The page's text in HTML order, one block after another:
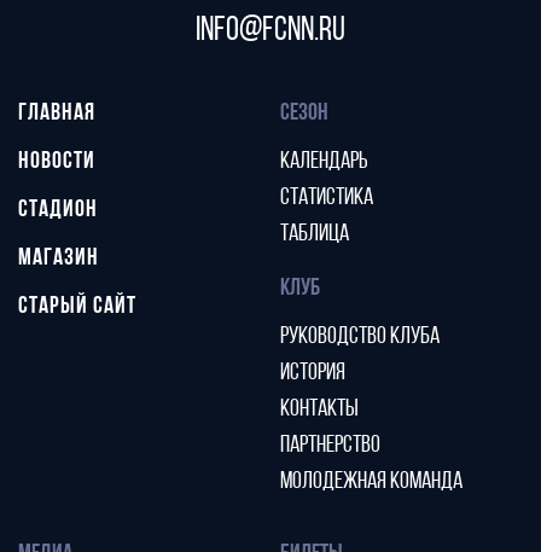
info@fcnn.ru
ГЛАВНАЯ
НОВОСТИ
СТАДИОН
МАГАЗИН
СТАРЫЙ САЙТ
СЕЗОН
КАЛЕНДАРЬ
СТАТИСТИКА
ТАБЛИЦА
КЛУБ
РУКОВОДСТВО КЛУБА
ИСТОРИЯ
КОНТАКТЫ
ПАРТНЕРСТВО
МОЛОДЕЖНАЯ КОМАНДА